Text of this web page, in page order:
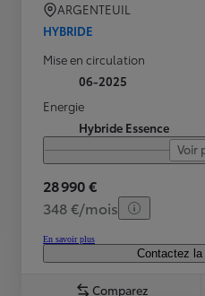
ARGENTEUIL
HYBRIDE
Mise en circulation
06-2025
Energie
Hybride Essence
Voir
28 990 €
348 €/mois
En savoir plus
Contactez
Comparez